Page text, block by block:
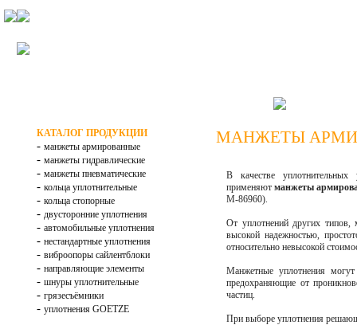
КАТАЛОГ ПРОДУКЦИИ
- манжеты армированные
- манжеты гидравлические
- манжеты пневматические
- кольца уплотнительные
- кольца стопорные
- двусторонние уплотнения
- автомобильные уплотнения
- нестандартные уплотнения
- виброопоры сайлентблоки
- направляющие элементы
- шнуры уплотнительные
- грязесъёмники
- уплотнения GOETZE
МАНЖЕТЫ
В качестве
применяют манжеты
М-86960).
От уплотнений других типов,
высокой надежностью,
относительно невысокой
Манжетные уплотнения
предохраняющие от
частиц.
При выборе уплотнения